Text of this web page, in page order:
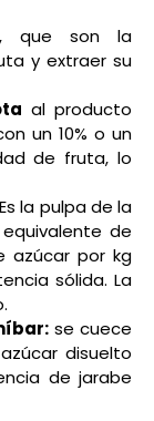
, que son la
y extraer su
al producto
un 10% o un
de fruta, lo
Es la pulpa de la
de
azúcar por kg
sólida. La
se cuece
disuelto
de jarabe